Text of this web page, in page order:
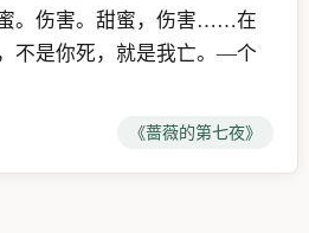
。伤害。甜蜜，伤害……在
不是你死，就是我亡。―个
《蔷薇的第七夜》